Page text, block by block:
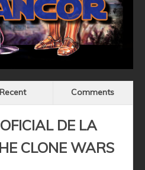
Recent Comments
DE LA
CLONE WARS